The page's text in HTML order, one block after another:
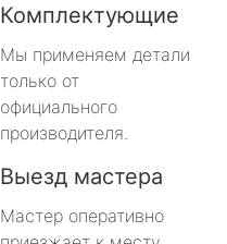
Комплектующие
Мы применяем детали
только от
официального
производителя.
Выезд мастера
Мастер оперативно